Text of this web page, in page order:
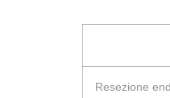
Resezione